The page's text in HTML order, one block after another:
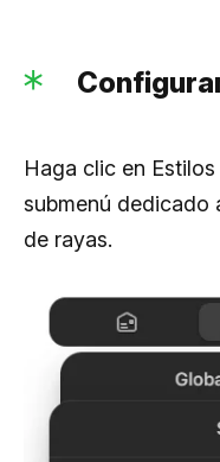
Haga clic en
submenú dedicado
de rayas.